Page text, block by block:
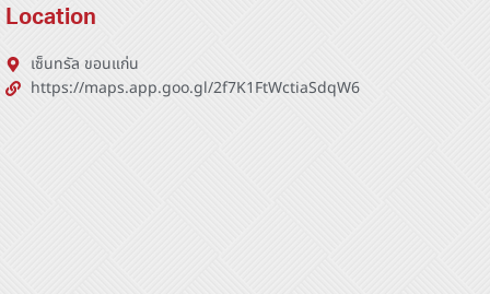
Location
เซ็นทรัล ขอนแก่น
https://maps.app.goo.gl/2f7K1FtWctiaSdqW6